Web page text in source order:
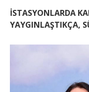
İSTASYONLARDA
YAYGINLAŞTIKÇA,